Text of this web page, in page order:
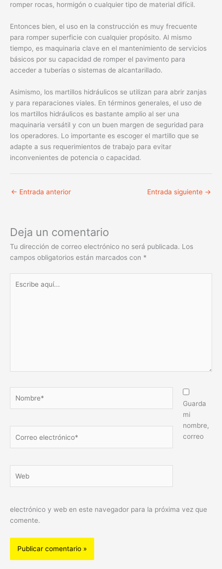
romper rocas, hormigón o cualquier tipo de material difícil.
Entonces bien, el uso en la construcción es muy frecuente
para romper superficie con cualquier propósito. Al mismo
tiempo, es maquinaria clave en el mantenimiento de servicios
básicos por su capacidad de romper el pavimento para
acceder a tuberías o sistemas de alcantarillado.
Asimismo, los martillos hidráulicos se utilizan para abrir zanjas
y para reparaciones viales. En términos generales, el uso de
los martillos hidráulicos es bastante amplio al ser una
maquinaria versátil y con un buen margen de seguridad para
los operadores. Lo importante es escoger el martillo que se
adapte a sus requerimientos de trabajo para evitar
inconvenientes de potencia o capacidad.
← Entrada anterior Entrada siguiente →
Deja un comentario
Tu dirección de correo electrónico no será publicada. Los
campos obligatorios están marcados con *
aquí...
electrónico*
Guarda
mi
nombre,
correo
electrónico y web en este navegador para la próxima vez que
comente.